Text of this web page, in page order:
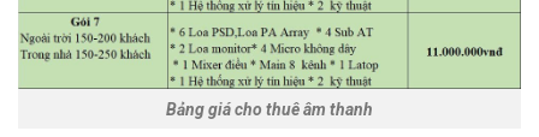
Bảng giá cho thuê âm thanh